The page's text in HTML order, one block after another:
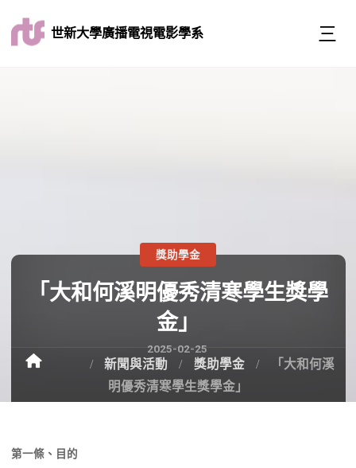
世新大學廣播電視電影學系
「大和何溪明優秀清寒學生獎學
金」
2025-02-25
獎助學金
新聞與活動 獎助學金
「大和何溪
明優秀清寒學生獎學金」
第一條、目的